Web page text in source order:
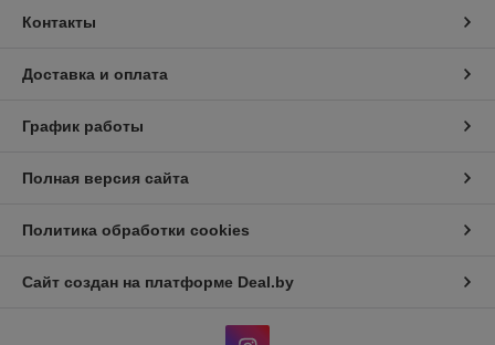
Контакты
Доставка и оплата
График работы
Полная версия сайта
Политика обработки cookies
Сайт создан на платформе Deal.by